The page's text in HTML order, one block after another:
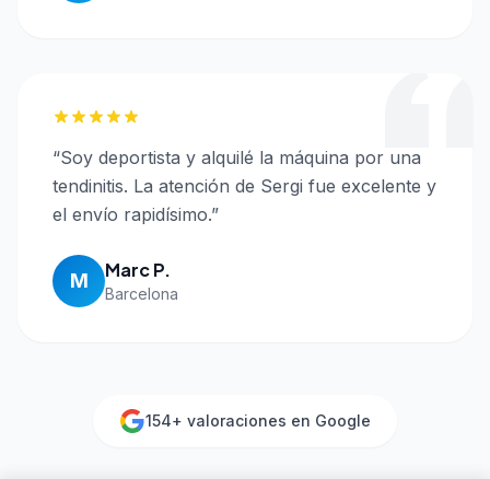
“Soy deportista y alquilé la máquina por una
tendinitis. La atención de Sergi fue excelente y
el envío rapidísimo.”
M Marc P.
Barcelona
154+ valoraciones en Google